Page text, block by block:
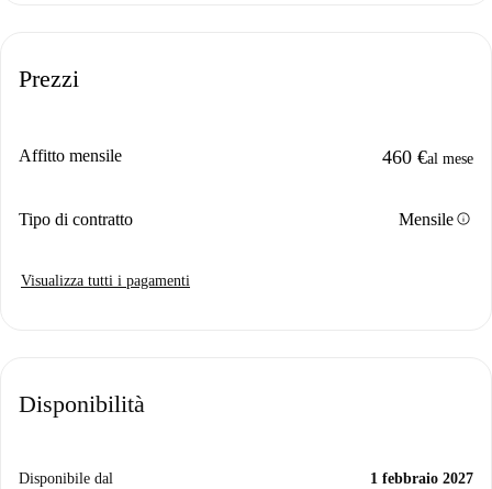
Prezzi
Affitto mensile 460 €al mese
Tipo di contratto Mensileinfo
Visualizza tutti i pagamenti
Disponibilità
Disponibile dal 1 febbraio 2027